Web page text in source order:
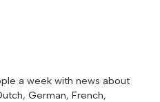
a week with news about
German, French,